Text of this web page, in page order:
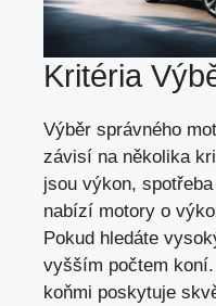
Kritéria
Výběr správného
závisí na několika
jsou výkon,
nabízí motory o
Pokud hledáte
vyšším počtem
koňmi poskytuje